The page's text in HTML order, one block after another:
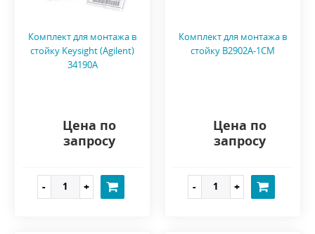
Комплект для монтажа в
стойку Keysight (Agilent)
34190A
Цена по
запросу
Комплект для монтажа в
стойку B2902A-1CM
Цена по
запросу